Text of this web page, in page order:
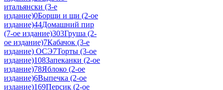
итальянски (3-е
издание)0Борщи и щи (2-ое
издание)44Домашний пир
(7-ое издание)303Груша (2-
ое издание)7Кабачок (3-е
издание) ОСЭ7Торты (3-ое
издание)108Запеканки (2-ое
издание)78Яблоко (2-ое
издание)6Выпечка (2-ое
издание)169Персик (2-ое